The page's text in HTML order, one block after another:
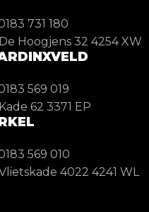
731 180
De Hoogjens 32 4254 XW
569 019
Kade 62 3371 EP
569 010
4022 4241 WL